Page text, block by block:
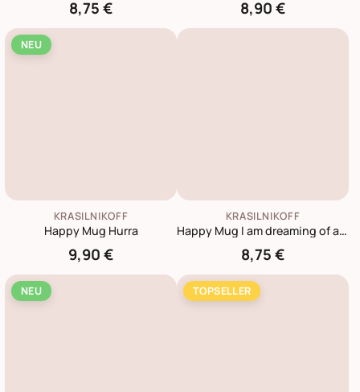
8,75 € 8,90 €
NEU
KRASILNIKOFF
Happy Mug Hurra
9,90 €
KRASILNIKOFF
Happy Mug I am dreaming of a white Christmas
8,75 €
NEU TOPSELLER